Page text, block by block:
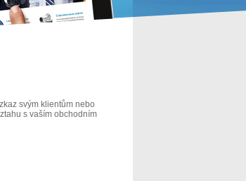
svým klientům nebo
s vaším obchodním